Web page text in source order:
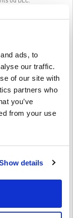
ads, to
our traffic.
of our site with
partners who
you’ve
from your use
details
votre famille ?
avec un design et
par e-mail ou
—
faire plaisir.
à 25 caractères
UK dès